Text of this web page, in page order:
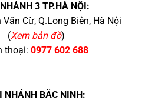
3 TP.HÀ NỘI:
Cừ, Q.Long Biên, Hà Nội
(Xem bản đồ)
thoại: 0977 602 688
NHÁNH BẮC NINH: